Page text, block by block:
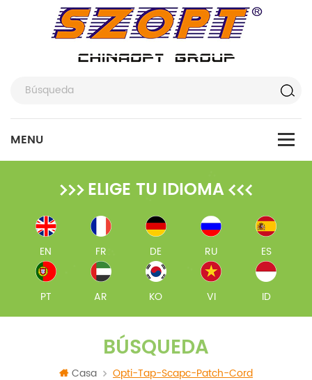
ELIGE TU IDIOMA
EN FR DE RU ES
PT AR KO VI ID
BÚSQUEDA
Casa Opti-Tap-Scapc-Patch-Cord